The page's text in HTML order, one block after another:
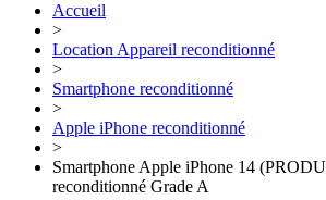
Accueil
>
Location Appareil reconditionné
>
Smartphone reconditionné
>
Apple iPhone reconditionné
>
Smartphone Apple iPhone 14
reconditionné Grade A